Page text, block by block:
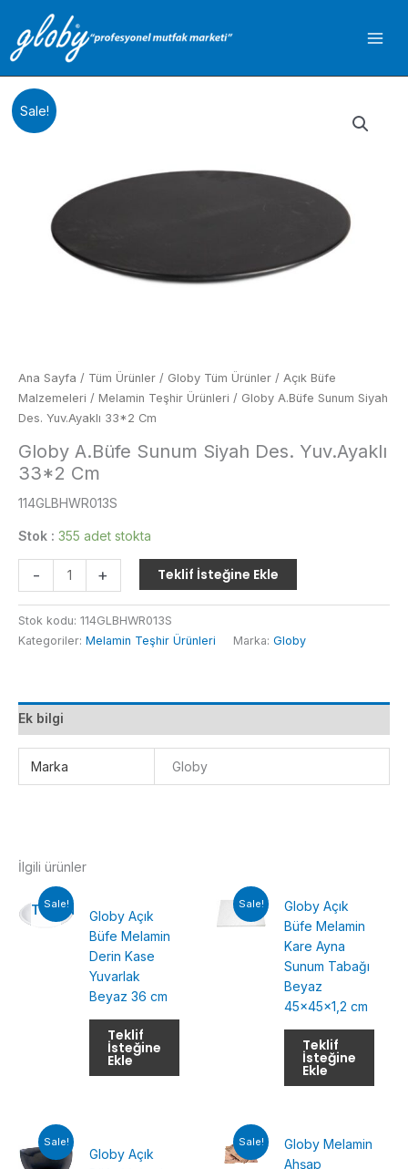
Sale!
Ana Sayfa / Tüm Ürünler / Globy Tüm Ürünler / Açık Büfe
Malzemeleri / Melamin Teşhir Ürünleri / Globy A.Büfe Sunum Siyah
Des. Yuv.Ayaklı 33*2 Cm
Globy A.Büfe Sunum Siyah Des. Yuv.Ayaklı
33*2 Cm
114GLBHWR013S
Stok : 355 adet stokta
-
A.Büfe
Sunum
Siyah
Des.
Cm
adet
+ Teklif İsteğine Ekle
Stok kodu: 114GLBHWR013S
Kategoriler: Melamin Teşhir Ürünleri Marka: Globy
Ek bilgi
Marka Globy
İlgili ürünler
Sale!
TÜKENMIŞGloby Açık
Büfe Melamin
Derin Kase
Yuvarlak
Beyaz 36 cm
Teklif
İsteğine
Ekle
Sale!
Globy Açık
Büfe Melamin
Kare Ayna
Sunum Tabağı
Beyaz
45x45x1,2 cm
Teklif
İsteğine
Ekle
Sale!
Globy Açık
Sale!
Globy Melamin
Ahşap